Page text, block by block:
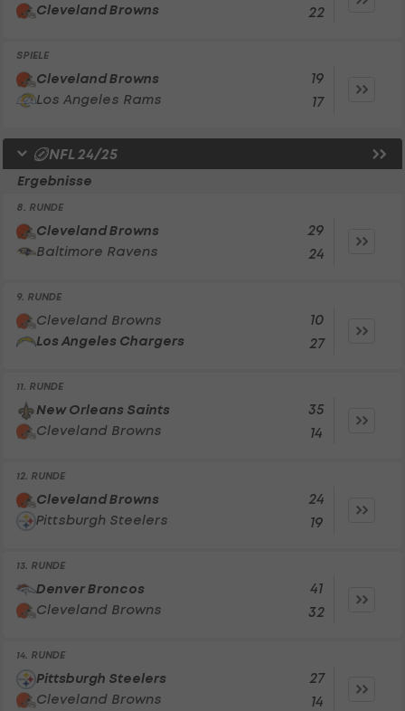
Cleveland Browns
22
SPIELE
Cleveland Browns
Los Angeles Rams
19
17
NFL 24/25
Ergebnisse
8. RUNDE
Cleveland Browns
Baltimore Ravens
29
24
9. RUNDE
Cleveland Browns
Los Angeles Chargers
10
27
11. RUNDE
New Orleans Saints
Cleveland Browns
35
14
12. RUNDE
Cleveland Browns
Pittsburgh Steelers
24
19
13. RUNDE
Denver Broncos
Cleveland Browns
41
32
14. RUNDE
Pittsburgh Steelers
Cleveland Browns
27
14